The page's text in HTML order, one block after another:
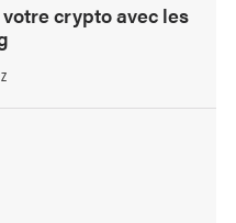
crypto avec les